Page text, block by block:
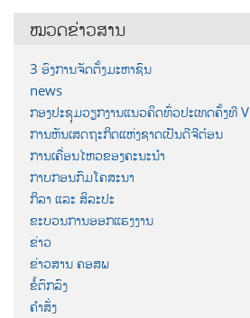
ໝວດຂ່າວສານ
3 ອົງການຈັດຕັ້ງມະຫາຊົນ
news
ກອງປະຊຸມວຽກງານແນວຄິດທົ່ວປະເທດຄັ້ງທີ V
ການຫັນເສດຖະກິດແຫ່ງຊາດເປັນດີຈີຕ໋ອນ
ການເຄື່ອນໄຫວຂອງຄະນະນຳ
ກາບກອນກົມໂຄສະນາ
ກິລາ ແລະ ສິລະປະ
ຂະບວນການອອກແຮງງານ
ຂ່າວ
ຂ່າວສານ ຄອສພ
ຂໍ້ຕົກລົງ
ຄຳສັ່ງ